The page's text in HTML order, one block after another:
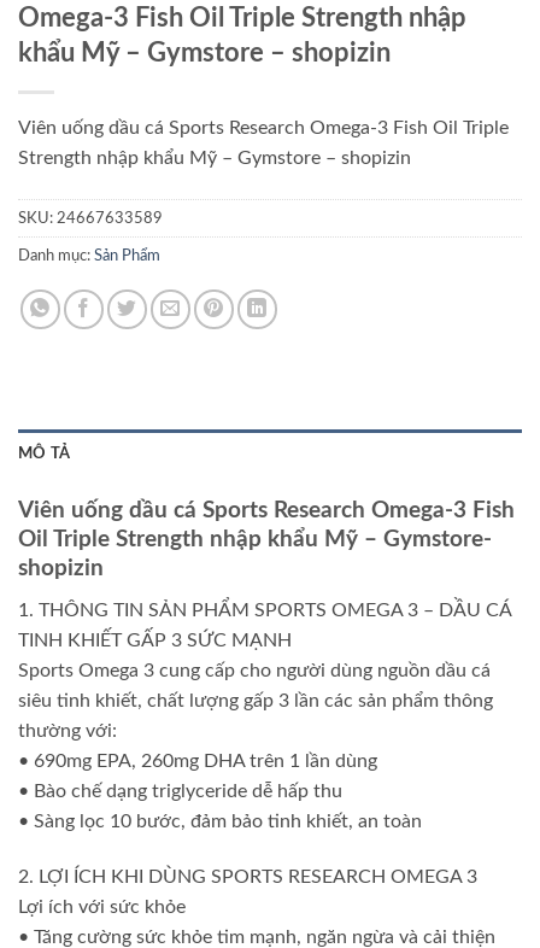
Omega-3 Fish Oil Triple Strength nhập
khẩu Mỹ – Gymstore – shopizin
Viên uống dầu cá Sports Research Omega-3 Fish Oil Triple
Strength nhập khẩu Mỹ – Gymstore – shopizin
SKU: 24667633589
Danh mục: Sản Phẩm
MÔ TẢ
Viên uống dầu cá Sports Research Omega-3 Fish
Oil Triple Strength nhập khẩu Mỹ – Gymstore-
shopizin
1. THÔNG TIN SẢN PHẨM SPORTS OMEGA 3 – DẦU CÁ
TINH KHIẾT GẤP 3 SỨC MẠNH
Sports Omega 3 cung cấp cho người dùng nguồn dầu cá
siêu tinh khiết, chất lượng gấp 3 lần các sản phẩm thông
thường với:
• 690mg EPA, 260mg DHA trên 1 lần dùng
• Bào chế dạng triglyceride dễ hấp thu
• Sàng lọc 10 bước, đảm bảo tinh khiết, an toàn
2. LỢI ÍCH KHI DÙNG SPORTS RESEARCH OMEGA 3
Lợi ích với sức khỏe
• Tăng cường sức khỏe tim mạnh, ngăn ngừa và cải thiện